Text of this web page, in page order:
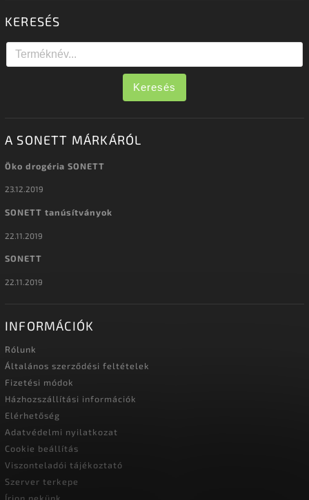
KERESÉS
Keresés
A SONETT MÁRKÁRÓL
Öko drogéria SONETT
23.12.2019
SONETT tanúsítványok
22.11.2019
SONETT
22.11.2019
INFORMÁCIÓK
Rólunk
Általános szerződési feltételek
Fizetési módok
Házhozszállítási információk
Elérhetőség
Adatvédelmi nyilatkozat
Cookie beállítás
Viszonteladói tájékoztató
Szerver terkepe
Írjon nekünk